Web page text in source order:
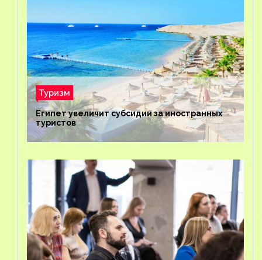
Туризм
Египет увеличит субсидии за иностранных
туристов